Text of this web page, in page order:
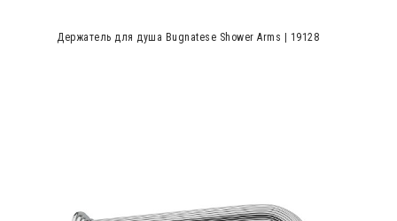
Держатель для душа Bugnatese Shower Arms | 19128